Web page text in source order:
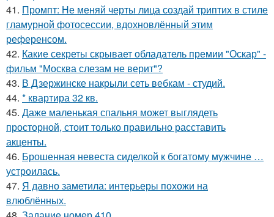
41. Промпт: Не меняй черты лица создай триптих в стиле
гламурной фотосессии, вдохновлённый этим
референсом.
42. Какие секреты скрывает обладатель премии "Оскар" -
фильм "Москва слезам не верит"?
43. В Дзержинске накрыли сеть вебкам - студий.
44. * квартира 32 кв.
45. Даже маленькая спальня может выглядеть
просторной, стоит только правильно расставить
акценты.
46. Брошенная невеста сиделкой к богатому мужчине …
устроилась.
47. Я давно заметила: интерьеры похожи на
влюблённых.